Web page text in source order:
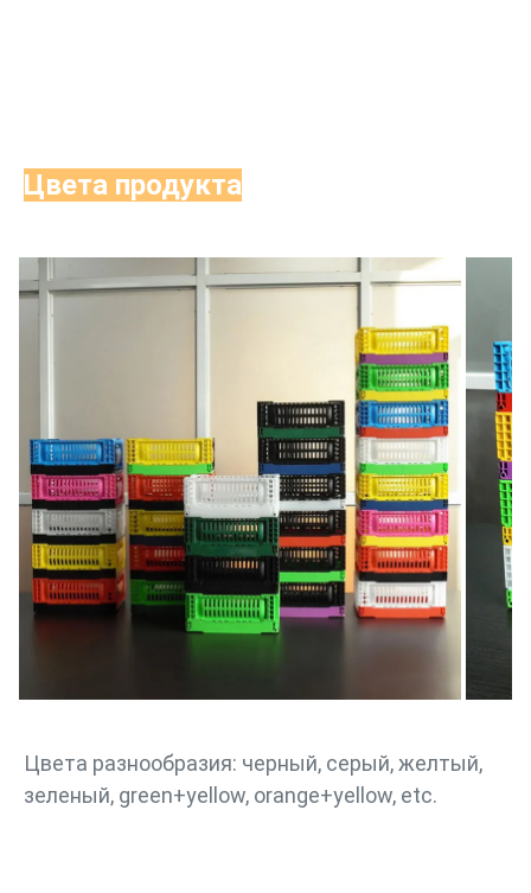
Цвета продукта
Цвета разнообразия: черный, серый, желтый,
зеленый, green+yellow, orange+yellow, etc.